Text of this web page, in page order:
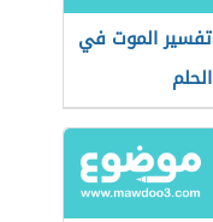
تفسير الموت في
الحلم